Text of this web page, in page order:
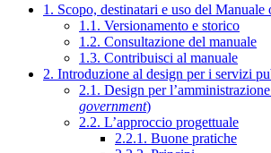
1. Scopo, destinatari e uso del Manuale
1.1. Versionamento e storico
1.2. Consultazione del manuale
1.3. Contribuisci al manuale
2. Introduzione al design per i servizi
2.1. Design per
government)
2.2. L’approccio progettuale
2.2.1. Buone pratiche